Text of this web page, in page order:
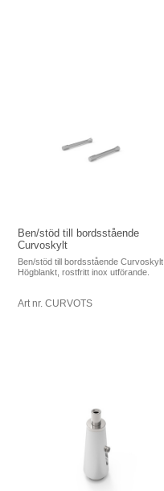
Ben/stöd till bordsstående
Curvoskylt
Ben/stöd till bordsstående Curvoskylt.
Högblankt, rostfritt inox utförande.
Art nr. CURVOTS